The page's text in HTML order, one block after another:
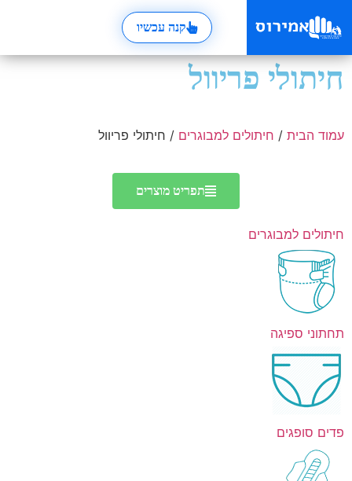
קנה עכשיו
חיתולי פריוול
עמוד הבית / חיתולים למבוגרים / חיתולי פריוול
תפריט מוצרים
חיתולים למבוגרים
תחתוני ספיגה
פדים סופגים